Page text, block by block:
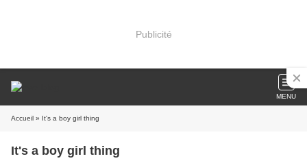
Publicité
MENU
Accueil » It's a boy girl thing
It's a boy girl thing